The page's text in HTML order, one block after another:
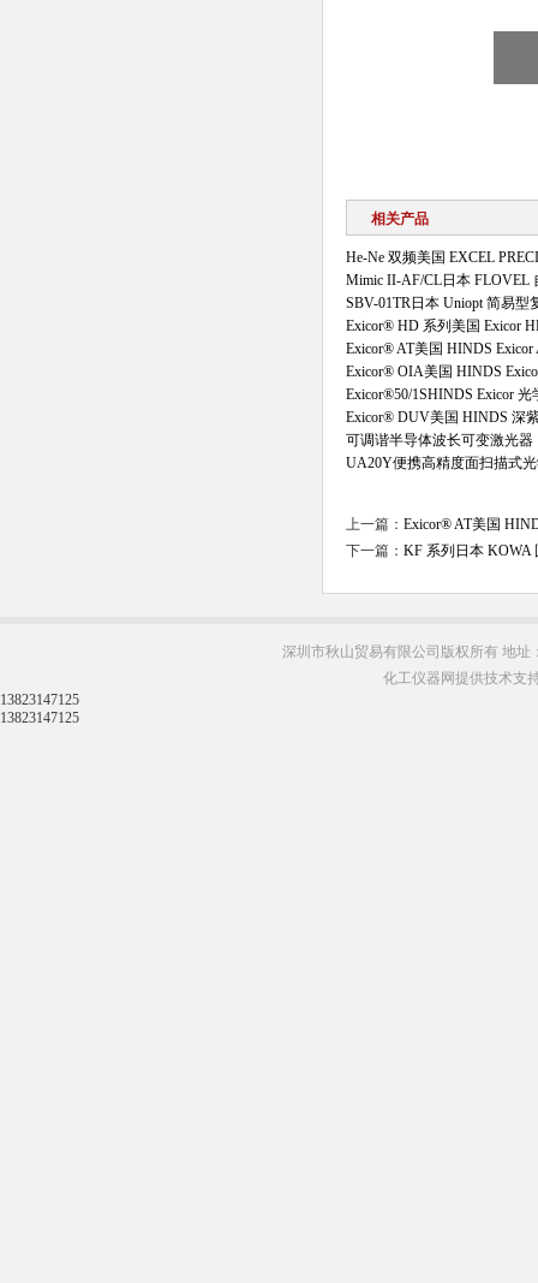
相关产品
He-Ne 双频美国 EXCEL
Mimic II-AF/CL日本 FLOVEL
SBV-01TR日本 Uniopt 简易型
Exicor® HD 系列美国 Exicor
Exicor® AT美国 HINDS
Exicor® OIA美国 HINDS
Exicor®50/1SHINDS Exicor
Exicor® DUV美国 HINDS 深
可调谐半导体波长可变激光器
UA20Y便携高精度面扫描式
上一篇： Exicor® AT美国
下一篇： KF 系列日本 KOWA
深圳市秋山贸易有限公司版权所有 地址
化工仪器网提供技术支
13823147125
13823147125